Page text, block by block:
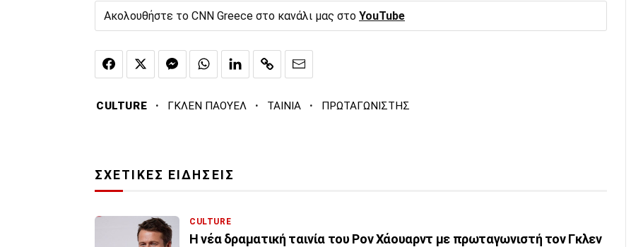
Ακολουθήστε το CNN Greece στο κανάλι μας στο YouTube
CULTURE · ΓΚΛΕΝ ΠΑΟΥΕΛ · ΤΑΙΝΙΑ · ΠΡΩΤΑΓΩΝΙΣΤΗΣ
ΣΧΕΤΙΚΕΣ ΕΙΔΗΣΕΙΣ
CULTURE
Η νέα δραματική ταινία του Ρον Χάουαρντ με πρωταγωνιστή τον Γκλεν